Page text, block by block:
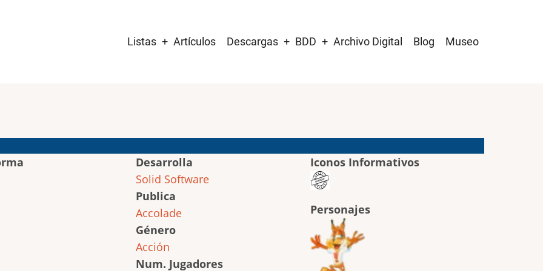
navigation
Listas Artículos Descargas BDD Archivo Digital Blog Museo
Desarrolla
Solid Software
Publica
Accolade
Género
Acción
Num. Jugadores
Iconos Informativos
Personajes